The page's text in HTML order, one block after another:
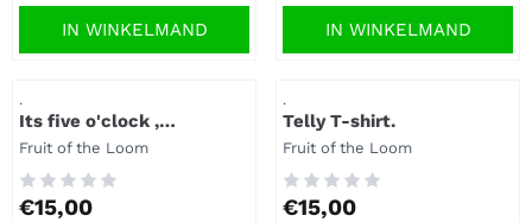
IN WINKELMAND IN WINKELMAND
Artikelnummer
.
Its five o'clock ,
somewhere t-shirt.
Merk:
Fruit of the Loom
Prijs: 15,00
€15,00
Artikelnummer
.
Telly T-shirt.
Merk:
Fruit of the Loom
Prijs: 15,00
€15,00